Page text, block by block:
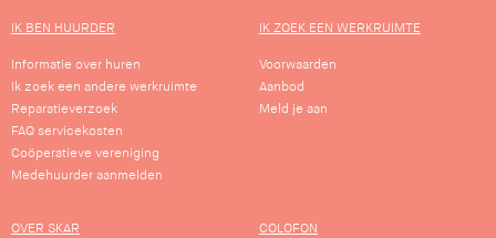
IK BEN HUURDER
Informatie over huren
Ik zoek een andere werkruimte
Reparatieverzoek
FAQ servicekosten
Coöperatieve vereniging
Medehuurder aanmelden
IK ZOEK EEN WERKRUIMTE
Voorwaarden
Aanbod
Meld je aan
OVER SKAR COLOFON